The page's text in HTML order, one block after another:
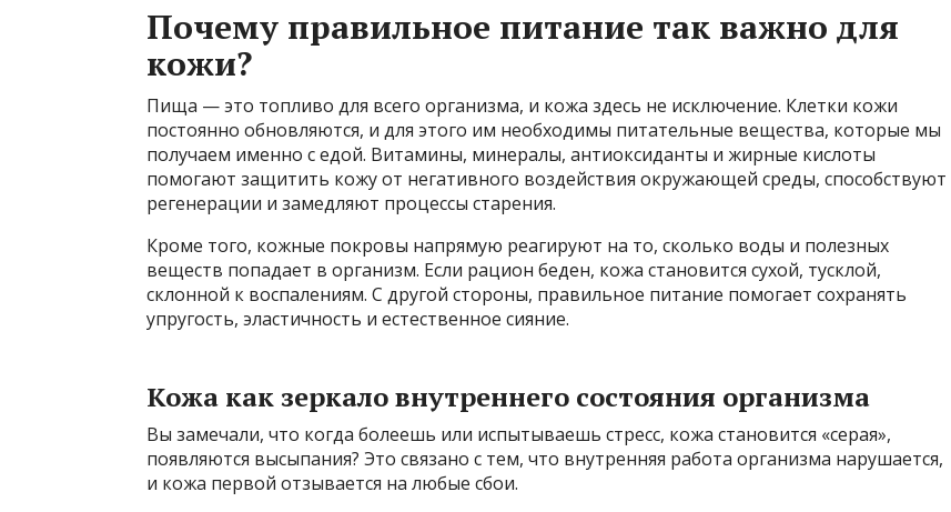
Почему правильное питание так важно для
кожи?
Пища — это топливо для всего организма, и кожа здесь не исключение. Клетки кожи
постоянно обновляются, и для этого им необходимы питательные вещества, которые мы
получаем именно с едой. Витамины, минералы, антиоксиданты и жирные кислоты
помогают защитить кожу от негативного воздействия окружающей среды, способствуют
регенерации и замедляют процессы старения.
Кроме того, кожные покровы напрямую реагируют на то, сколько воды и полезных
веществ попадает в организм. Если рацион беден, кожа становится сухой, тусклой,
склонной к воспалениям. С другой стороны, правильное питание помогает сохранять
упругость, эластичность и естественное сияние.
Кожа как зеркало внутреннего состояния организма
Вы замечали, что когда болеешь или испытываешь стресс, кожа становится «серая»,
появляются высыпания? Это связано с тем, что внутренняя работа организма нарушается,
и кожа первой отзывается на любые сбои.